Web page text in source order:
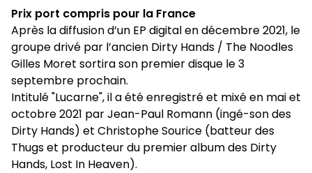
Prix port compris pour la France
Après la diffusion d’un EP digital en décembre 2021, le
groupe drivé par l’ancien Dirty Hands / The Noodles
Gilles Moret sortira son premier disque le 3
septembre prochain.
Intitulé "Lucarne", il a été enregistré et mixé en mai et
octobre 2021 par Jean-Paul Romann (ingé-son des
Dirty Hands) et Christophe Sourice (batteur des
Thugs et producteur du premier album des Dirty
Hands, Lost In Heaven).